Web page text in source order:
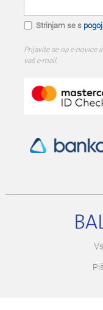
Strinjam se s
Prijavite se na e-novice
vaš e-mail.